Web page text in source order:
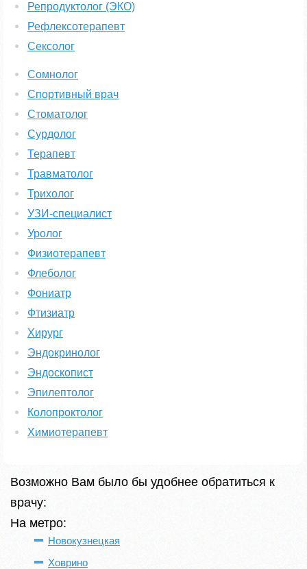
Репродуктолог (ЭКО)
Рефлексотерапевт
Сексолог
Сомнолог
Спортивный врач
Стоматолог
Сурдолог
Терапевт
Травматолог
Трихолог
УЗИ-специалист
Уролог
Физиотерапевт
Флеболог
Фониатр
Фтизиатр
Хирург
Эндокринолог
Эндоскопист
Эпилептолог
Колопроктолог
Химиотерапевт
Возможно Вам было бы удобнее обратиться к
врачу:
На метро:
Новокузнецкая
Ховрино